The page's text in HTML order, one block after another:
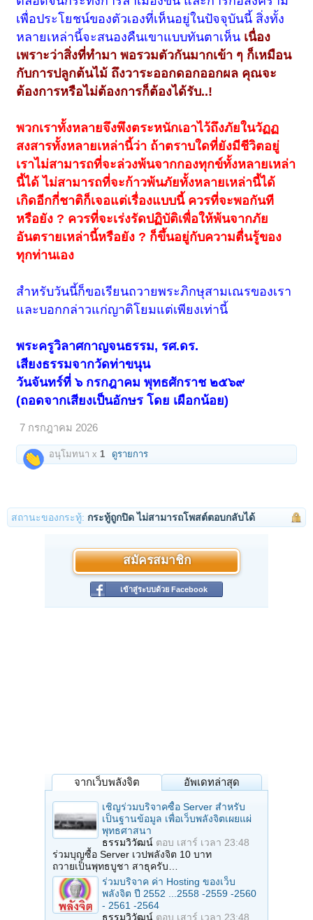
เพื่อประโยชน์ของตัวเองที่เห็นอยู่ในปัจจุบันนี้ สิ่งทั้ง
หลายเหล่านี้จะสนองคืนเขาแบบทันตาเห็น เนื่อง
เพราะว่าสิ่งที่ทำมา พอรวมตัวกันมากเข้า ๆ ก็เหมือน
กับการปลูกต้นไม้ ถึงวาระออกดอกออกผล คุณจะ
ต้องการหรือไม่ต้องการก็ต้องได้รับ..!
พวกเราทั้งหลายจึงพึงตระหนักเอาไว้ถึงภัยในวัฏฏ
สงสารทั้งหลายเหล่านี้ว่า ถ้าตราบใดที่ยังมีชีวิตอยู่
เราไม่สามารถที่จะล่วงพ้นจากกองทุกข์ทั้งหลายเหล่า
นี้ได้ ไม่สามารถที่จะก้าวพ้นภัยทั้งหลายเหล่านี้ได้
เกิดอีกกี่ชาติก็เจอแต่เรื่องแบบนี้ ควรที่จะพอกันที
หรือยัง ? ควรที่จะเร่งรัดปฏิบัติเพื่อให้พ้นจากภัย
อันตรายเหล่านี้หรือยัง ? ก็ขึ้นอยู่กับความตื่นรู้ของ
ทุกท่านเอง
สำหรับวันนี้ก็ขอเรียนถวายพระภิกษุสามเณรของเรา
และบอกกล่าวแก่ญาติโยมแต่เพียงเท่านี้
พระครูวิลาศกาญจนธรรม, รศ.ดร.
เสียงธรรมจากวัดท่าขนุน
วันจันทร์ที่ ๖ กรกฎาคม พุทธศักราช ๒๕๖๙
(ถอดจากเสียงเป็นอักษร โดย เผือกน้อย)
7 กรกฎาคม 2026
อนุโมทนา x1 ดูรายการ
สถานะของกระทู้: กระทู้ถูกปิด ไม่สามารถโพสต์ตอบกลับได้
สมัครสมาชิก
เข้าสู่ระบบด้วย Facebook
จากเว็บพลังจิต อัพเดทล่าสุด
เชิญร่วมบริจาคซื้อ Server สำหรับ
เป็นฐานข้อมูล เพื่อเว็บพลังจิตเผยแผ่
พุทธศาสนา
ธรรมวิวัฒน์ ตอบ เสาร์ เวลา 23:48
ร่วมบุญซื้อ Server เวปพลังจิต 10 บาท
ถวายเป็นพุทธบูชา สาธุครับ…
ร่วมบริจาค ค่า Hosting ของเว็บ
พลังจิต ปี 2552 ...2558 -2559 -2560
- 2561 -2564
ธรรมวิวัฒน์ ตอบ เสาร์ เวลา 23:48